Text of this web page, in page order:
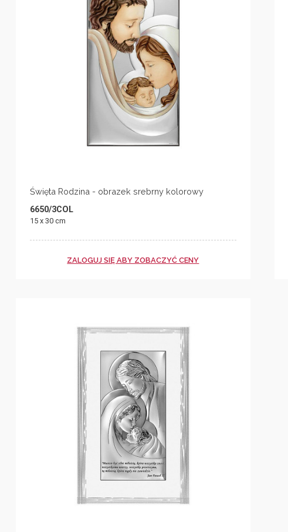
Święta Rodzina - obrazek srebrny kolorowy
6650/3COL
15 x 30 cm
ZALOGUJ SIĘ ABY ZOBACZYĆ CENY